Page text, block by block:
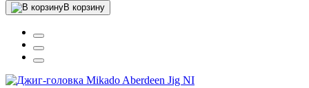
В корзину